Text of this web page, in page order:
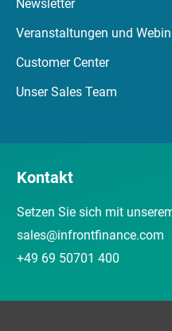
Newsletter
Veranstaltungen und
Customer Center
Unser Sales Team
Kontakt
Setzen Sie sich mit
sales@infrontfinance.com
+49 69 50701 400